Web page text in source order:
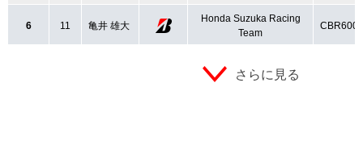
6 11 亀井 雄大
Honda Suzuka Racing
Team
さらに見る